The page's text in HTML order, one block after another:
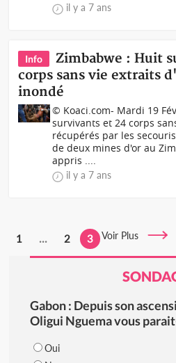
il y a 7 ans
Info
Zimbabwe : Huit
corps sans vie extraits
inondé
© Koaci.com- Mardi 19
survivants et 24 corps
récupérés par les
de deux mines d'or au
appris ....
il y a 7 ans
1 ... 2 3 Voir Plus
Gabon : Depuis son
Oligui Nguema vous
Oui